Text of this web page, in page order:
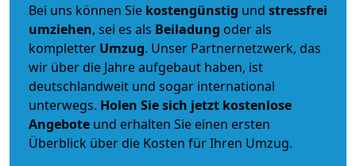
Bei uns können Sie kostengünstig und stressfrei
umziehen, sei es als Beiladung oder als
kompletter Umzug. Unser Partnernetzwerk, das
wir über die Jahre aufgebaut haben, ist
deutschlandweit und sogar international
unterwegs. Holen Sie sich jetzt kostenlose
Angebote und erhalten Sie einen ersten
Überblick über die Kosten für Ihren Umzug.